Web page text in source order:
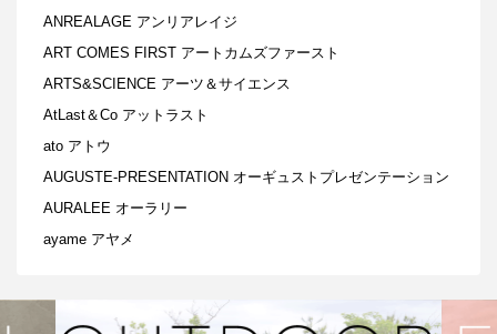
ANREALAGE アンリアレイジ
ART COMES FIRST アートカムズファースト
ARTS&SCIENCE アーツ＆サイエンス
AtLast＆Co アットラスト
ato アトウ
AUGUSTE-PRESENTATION オーギュストプレゼンテーション
AURALEE オーラリー
ayame アヤメ